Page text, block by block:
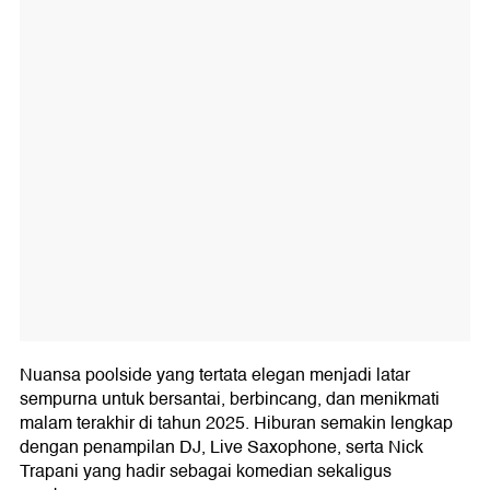
Nuansa poolside yang tertata elegan menjadi latar
sempurna untuk bersantai, berbincang, dan menikmati
malam terakhir di tahun 2025. Hiburan semakin lengkap
dengan penampilan DJ, Live Saxophone, serta Nick
Trapani yang hadir sebagai komedian sekaligus